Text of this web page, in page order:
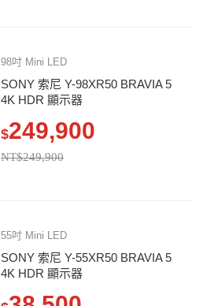
98吋 Mini LED
SONY 索尼 Y-98XR50 BRAVIA 5
4K HDR 顯示器
$249,900
NT$249,900
55吋 Mini LED
SONY 索尼 Y-55XR50 BRAVIA 5
4K HDR 顯示器